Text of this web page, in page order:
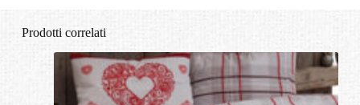
Prodotti correlati